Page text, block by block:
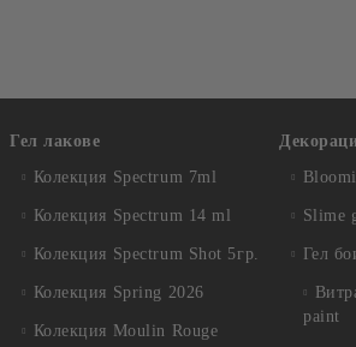
Гел лакове
Колекция Spectrum 7ml
Колекция Spectrum 14 ml
Колекция Spectrum Shot 5гр.
Колекция Spring 2026
Колекция Moulin Rouge
Slime
Гел
paint